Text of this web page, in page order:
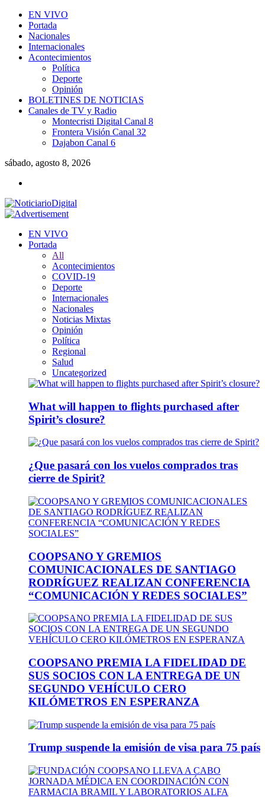
EN VIVO
Portada
Nacionales
Internacionales
Acontecimientos
Política
Deporte
Opinión
BOLETINES DE NOTICIAS
Canales de TV y Radio
Montecristi Digital Canal 8
Frontera Visión Canal 32
Dajabon Canal 6
sábado, agosto 8, 2026
EN VIVO
Portada
All
Acontecimientos
COVID-19
Deporte
Internacionales
Nacionales
Noticias Mixtas
Opinión
Política
Regional
Salud
Uncategorized
What will happen to flights purchased after
Spirit’s closure?
¿Que pasará con los vuelos comprados tras
cierre de Spirit?
COOPSANO Y GREMIOS
COMUNICACIONALES DE SANTIAGO
RODRÍGUEZ REALIZAN CONFERENCIA
“COMUNICACIÓN Y REDES SOCIALES”
COOPSANO PREMIA LA FIDELIDAD DE
SUS SOCIOS CON LA ENTREGA DE UN
SEGUNDO VEHÍCULO CERO
KILÓMETROS EN ESPERANZA
Trump suspende la emisión de visa para 75 país